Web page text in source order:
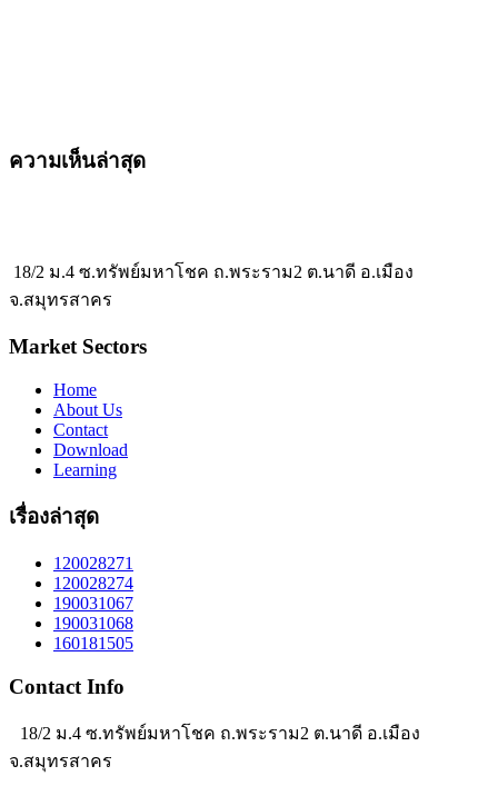
ความเห็นล่าสุด
18/2 ม.4 ซ.ทรัพย์มหาโชค ถ.พระราม2 ต.นาดี อ.เมือง
จ.สมุทรสาคร
Market Sectors
Home
About Us
Contact
Download
Learning
เรื่องล่าสุด
120028271
120028274
190031067
190031068
160181505
Contact Info
18/2 ม.4 ซ.ทรัพย์มหาโชค ถ.พระราม2 ต.นาดี อ.เมือง
จ.สมุทรสาคร